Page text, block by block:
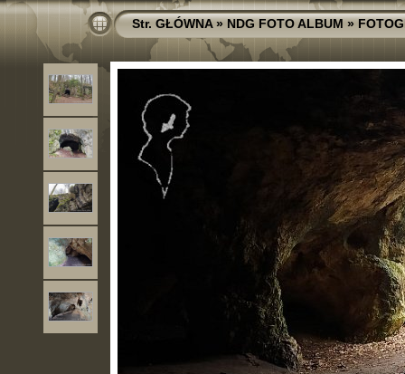
Str. GŁÓWNA»NDG FOTO ALBUM»